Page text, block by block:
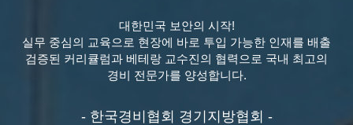
대한민국 보안의 시작!
실무 중심의 교육으로 현장에 바로 투입 가능한 인재를 배출
검증된 커리큘럼과 베테랑 교수진의 협력으로 국내 최고의
경비 전문가를 양성합니다.
- 한국경비협회 경기지방협회 -